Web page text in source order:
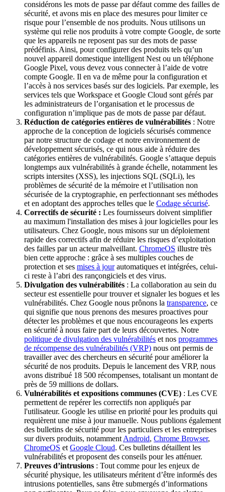
considérons les mots de passe par défaut comme des failles de
sécurité, et avons mis en place des mesures pour limiter ce
risque pour l’ensemble de nos produits. Nous utilisons un
système qui relie nos produits à votre compte Google, de sorte
que les appareils ne reposent pas sur des mots de passe
prédéfinis. Ainsi, pour configurer des produits tels qu’un
nouvel appareil domestique intelligent Nest ou un téléphone
Google Pixel, vous devez vous connecter à l’aide de votre
compte Google. Il en va de même pour la configuration et
l’accès à nos services basés sur des logiciels. Par exemple, les
services tels que Workspace et Google Cloud sont gérés par
les administrateurs de l’organisation et le processus de
configuration n’implique pas de mots de passe par défaut.
Réduction de catégories entières de vulnérabilités : Notre
approche de la conception de logiciels sécurisés commence
par notre structure de codage et notre environnement de
développement sécurisés, ce qui nous aide à réduire des
catégories entières de vulnérabilités. Google s’attaque depuis
longtemps aux vulnérabilités à grande échelle, notamment les
scripts intersites (XSS), les injections SQL (SQLi), les
problèmes de sécurité de la mémoire et l’utilisation non
sécurisée de la cryptographie, en perfectionnant ses méthodes
et en adoptant des approches telles que le Codage sécurisé.
Correctifs de sécurité : Les fournisseurs doivent simplifier
au maximum l'installation des mises à jour logicielles pour les
utilisateurs. Chez Google, nous misons sur un déploiement
rapide des correctifs afin de réduire les risques d’exploitation
des failles par un acteur malveillant. ChromeOS illustre très
bien cette approche : grâce à ses multiples couches de
protection et ses mises à jourautomatiques et intégrées, celui-
ci reste à l’abri des rançongiciels et des virus.
Divulgation des vulnérabilités : La collaboration au sein du
secteur est essentielle pour trouver et signaler les bogues et les
vulnérabilités. Chez Google nous prônons la transparence, ce
qui signifie que nous prenons des mesures proactives pour
détecter les problèmes et que nous encourageons les experts
en sécurité à nous faire part de leurs découvertes. Notre
politique de divulgation des vulnérabilités et nos programmes
de récompense des vulnérabilités (VRP) nous ont permis de
travailler avec des chercheurs en sécurité pour améliorer la
sécurité de nos produits. Depuis le lancement des VRP, nous
avons distribué 18 500 récompenses, totalisant un montant de
près de 59 millions de dollars.
Vulnérabilités et expositions communes (CVE) : Les CVE
permettent de repérer les correctifs non appliqués par
l'utilisateur. Google les utilise en priorité pour les produits qui
requièrent une mise à jour manuelle. Nous publions également
des bulletins de sécurité pour les particuliers et les entreprises
sur divers produits, notamment Android, Chrome Browser,
ChromeOS et Google Cloud. Ces bulletins détaillent les
vulnérabilités et proposent des conseils pour les atténuer.
Preuves d’intrusions : Tout comme pour les enjeux de
sécurité physique, les utilisateurs méritent d’être informés des
intrusions potentielles, sans être submergés d’informations